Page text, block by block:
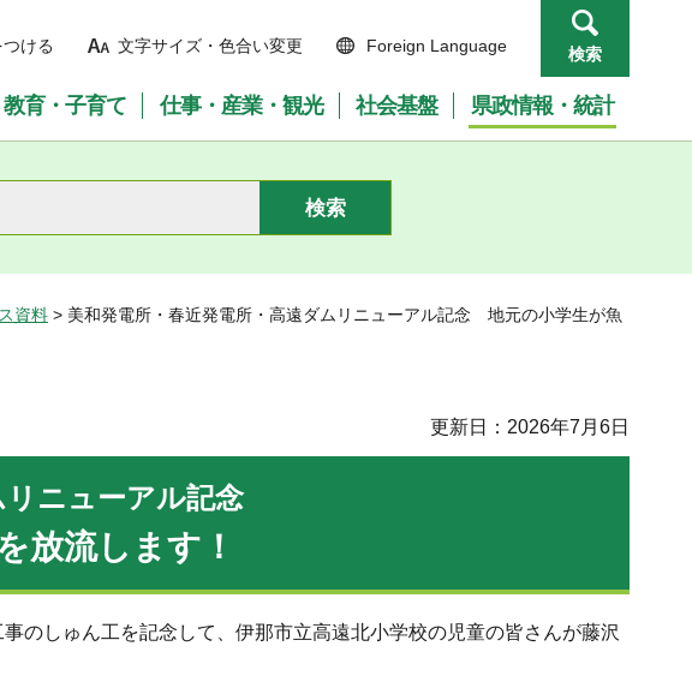
ける 文字サイズ・色合い変更 Foreign Language 検索
教育・子育て 仕事・産業・観光 社会基盤 県政情報・統計
資料 > 美和発電所・春近発電所・高遠ダムリニューアル記念 地元の小学生が魚
更新日：2026年7月6日
ニューアル記念
放流します！
のしゅん工を記念して、伊那市立高遠北小学校の児童の皆さんが藤沢